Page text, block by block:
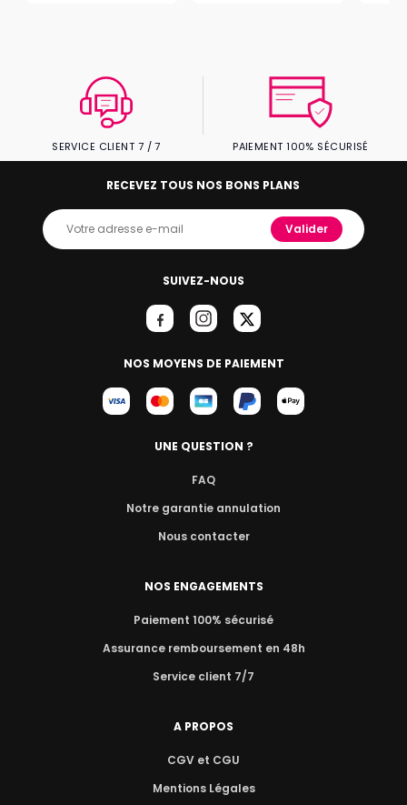
SERVICE CLIENT 7 / 7 PAIEMENT 100% SÉCURISÉ
SUIVEZ-NOUS
NOS MOYENS DE PAIEMENT
RECEVEZ TOUS NOS BONS PLANS
Valider
UNE QUESTION ?
FAQ
Notre garantie annulation
Nous contacter
NOS ENGAGEMENTS
Paiement 100% sécurisé
Assurance remboursement en 48h
Service client 7/7
A PROPOS
CGV et CGU
Mentions Légales